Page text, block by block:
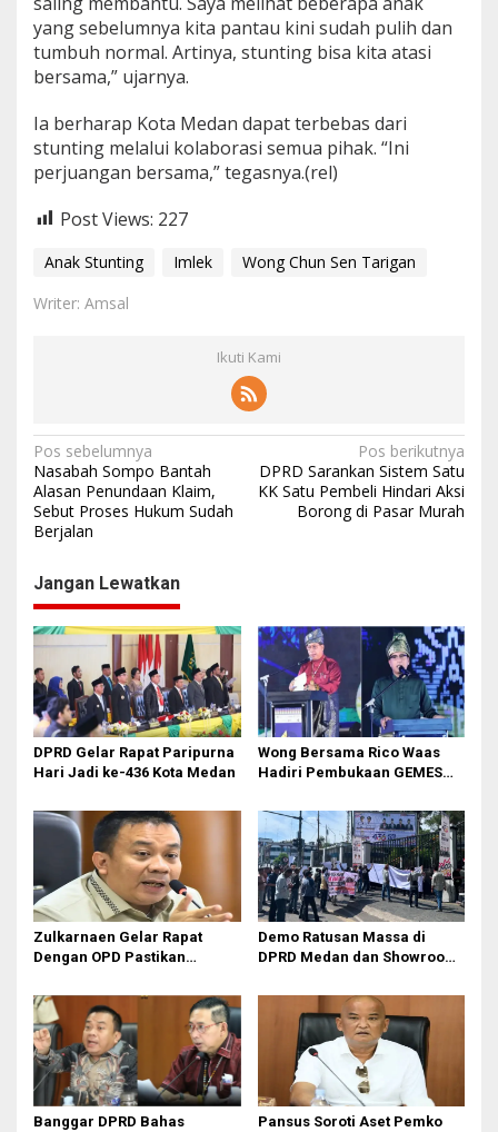
yang sebelumnya kita pantau kini sudah pulih dan
tumbuh normal. Artinya, stunting bisa kita atasi
bersama,” ujarnya.
Ia berharap Kota Medan dapat terbebas dari
stunting melalui kolaborasi semua pihak. “Ini
perjuangan bersama,” tegasnya.(rel)
Post Views: 227
Anak Stunting Imlek
Wong Chun Sen Tarigan
Writer: Amsal
Ikuti Kami
N
a
v
g
a
s
i
p
o
s
Pos sebelumnya
Nasabah Sompo Bantah
Alasan Penundaan Klaim,
Sebut Proses Hukum Sudah
Berjalan
Pos berikutnya
DPRD Sarankan Sistem Satu
KK Satu Pembeli Hindari Aksi
Borong di Pasar Murah
Jangan Lewatkan
DPRD Gelar Rapat Paripurna
Hari Jadi ke-436 Kota Medan
Wong Bersama Rico Waas
Hadiri Pembukaan GEMES
Zulkarnaen Gelar Rapat
Dengan OPD Pastikan
Banjir
Demo Ratusan Massa di
DPRD Medan dan Showroom
Soroti Dugaan Bangunan
Tanpa PBG
Banggar DPRD Bahas
Pansus Soroti Aset Pemko